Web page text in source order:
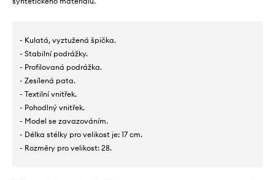
- Kulatá, vyztužená špička.
- Stabilní podrážky.
- Profilovaná podrážka.
- Zesílená pata.
- Textilní vnitřek.
- Pohodlný vnitřek.
- Model se zavazováním.
- Délka stélky pro velikost je: 17 cm.
- Rozměry pro velikost: 28.